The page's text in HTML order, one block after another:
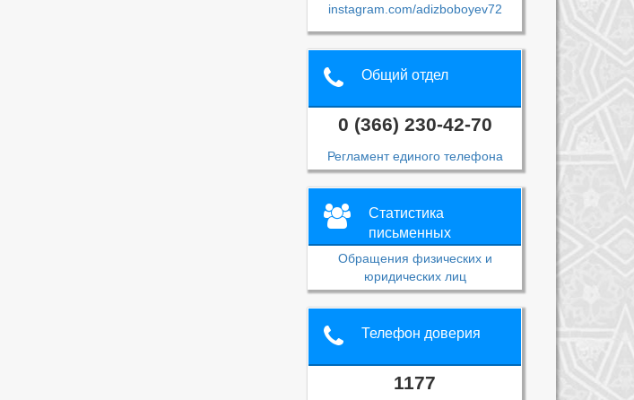
instagram.com/adizboboyev72
Общий отдел
0 (366) 230-42-70
Регламент единого телефона
Статистика
письменных
обращений
Обращения физических и
юридических лиц
Телефон доверия
1177